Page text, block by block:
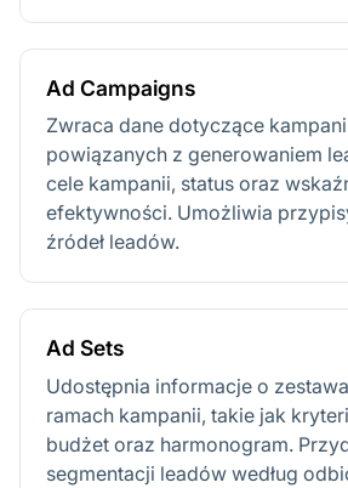
Ad Campaigns
Zwraca dane dotyczące
powiązanych z generowaniem
cele kampanii, status oraz
efektywności. Umożliwia
źródeł leadów.
Ad Sets
Udostępnia informacje o
ramach kampanii, takie jak
budżet oraz harmonogram.
segmentacji leadów według